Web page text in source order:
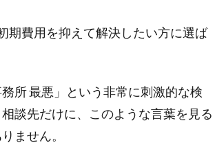
期費用を抑えて解決したい方に選ば
所 最悪」という非常に刺激的な検
談先だけに、このような言葉を見る
ません。